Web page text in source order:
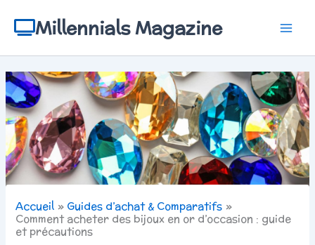
contenuMillennials Magazine
Accueil
Guides d’achat & Comparatifs
Comment acheter des bijoux en or d’occasion : guide
et précautions